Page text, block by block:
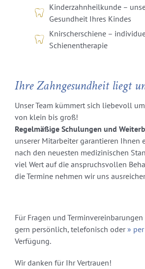
Kinderzahnheilkunde –
Gesundheit Ihres Kindes
Knirscherschiene –
Schienentherapie
Ihre Zahngesundheit liegt
Unser Team kümmert sich liebevoll
von klein bis groß!
Regelmäßige Schulungen und
unserer Mitarbeiter garantieren Ihnen
nach den neuesten medizinischen
viel Wert auf die anspruchsvollen
die Termine nehmen wir uns
Für Fragen und
gern persönlich, telefonisch oder»
Verfügung.
Wir danken für Ihr Vertrauen!